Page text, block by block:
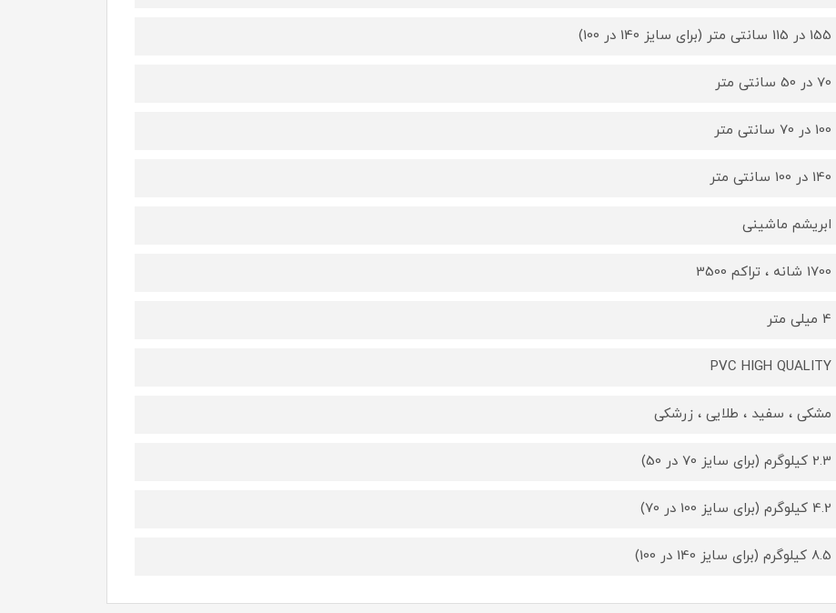
155 در 115 سانتی متر (برای سایز 140 در 100)
70 در 50 سانتی متر
100 در 70 سانتی متر
140 در 100 سانتی متر
ابریشم ماشینی
1700 شانه ، تراکم 3500
4 میلی متر
PVC HIGH QUALITY
مشکی ، سفید ، طلایی ، زرشکی
2.3 کیلوگرم (برای سایز 70 در 50)
4.2 کیلوگرم (برای سایز 100 در 70)
8.5 کیلوگرم (برای سایز 140 در 100)